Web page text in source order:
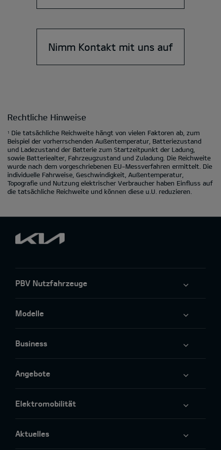
Nimm Kontakt mit uns auf
Rechtliche Hinweise
1
Die tatsächliche Reichweite hängt von vielen Faktoren ab, zum
Beispiel der vorherrschenden Außentemperatur, Batteriezustand
und Ladezustand der Batterie zum Startzeitpunkt der Ladung,
sowie Batteriealter, Fahrzeugzustand und Zuladung. Die Reichweite
wurde nach dem vorgeschriebenen EU-Messverfahren ermittelt. Die
individuelle Fahrweise, Geschwindigkeit, Außentemperatur,
Topografie und Nutzung elektrischer Verbraucher haben Einfluss auf
die tatsächliche Reichweite und können diese u.U. reduzieren.
PBV Nutzfahrzeuge
Modelle
Business
Angebote
Elektromobilität
Aktuelles